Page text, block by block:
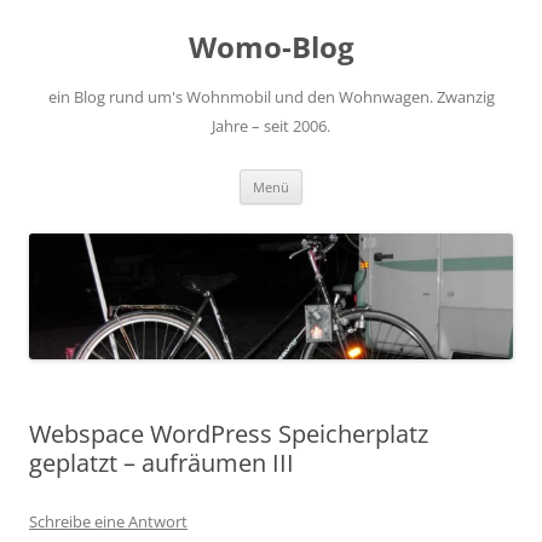
Womo-Blog
ein Blog rund um's Wohnmobil und den Wohnwagen. Zwanzig
Jahre – seit 2006.
Menü
Webspace WordPress Speicherplatz
geplatzt – aufräumen III
Schreibe eine Antwort